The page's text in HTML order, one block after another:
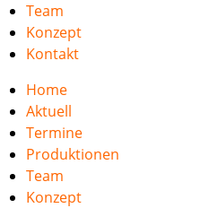
Team
Konzept
Kontakt
Home
Aktuell
Termine
Produktionen
Team
Konzept